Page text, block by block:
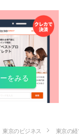
をみる
東京のビジネス 東京の